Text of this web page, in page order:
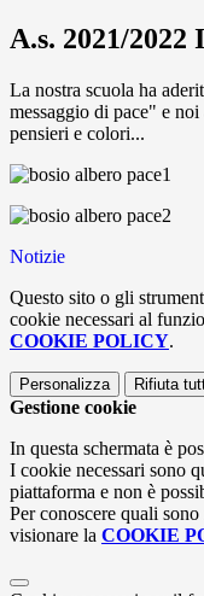
A.s. 2021/
La nostra scuola ha
messaggio di pace" e
pensieri e colori...
Notizie
Questo sito o gli
cookie necessari al
COOKIE POLICY.
Personalizza Rifiuta
Gestione cookie
In questa schermata è
I cookie necessari sono
piattaforma e non è
Per conoscere quali
visionare la COOKIE